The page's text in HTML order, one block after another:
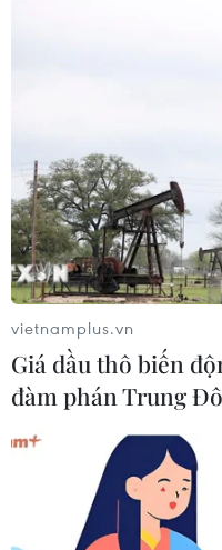
vietnamplus.vn
Giá dầu thô biến
đàm phán Trung